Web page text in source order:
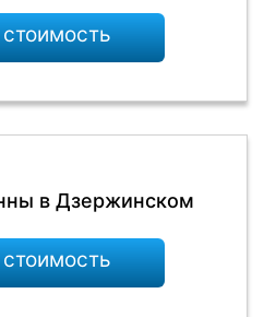
в Дзержинском